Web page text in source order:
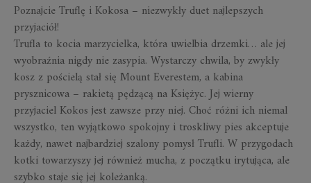
Poznajcie Truflę i Kokosa – niezwykły duet najlepszych
przyjaciół!
Trufla to kocia marzycielka, która uwielbia drzemki… ale jej
wyobraźnia nigdy nie zasypia. Wystarczy chwila, by zwykły
kosz z pościelą stał się Mount Everestem, a kabina
prysznicowa – rakietą pędzącą na Księżyc. Jej wierny
przyjaciel Kokos jest zawsze przy niej. Choć różni ich niemal
wszystko, ten wyjątkowo spokojny i troskliwy pies akceptuje
każdy, nawet najbardziej szalony pomysł Trufli. W przygodach
kotki towarzyszy jej również mucha, z początku irytująca, ale
szybko staje się jej koleżanką.